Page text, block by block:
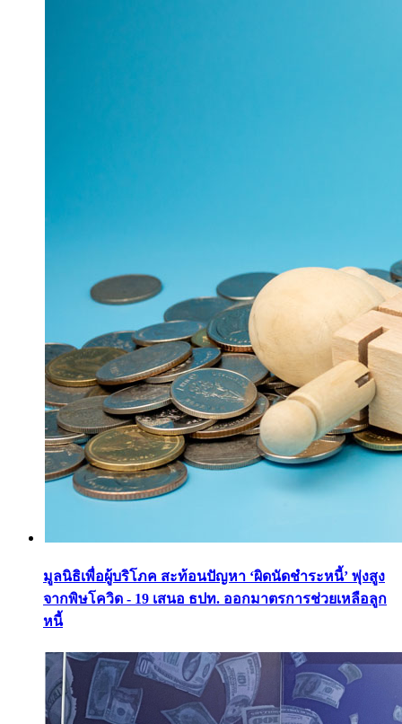
มูลนิธิเพื่อผู้บริโภค สะท้อนปัญหา ‘ผิดนัดชำระหนี้’ พุ่งสูง
จากพิษโควิด - 19 เสนอ ธปท. ออกมาตรการช่วยเหลือลูก
หนี้